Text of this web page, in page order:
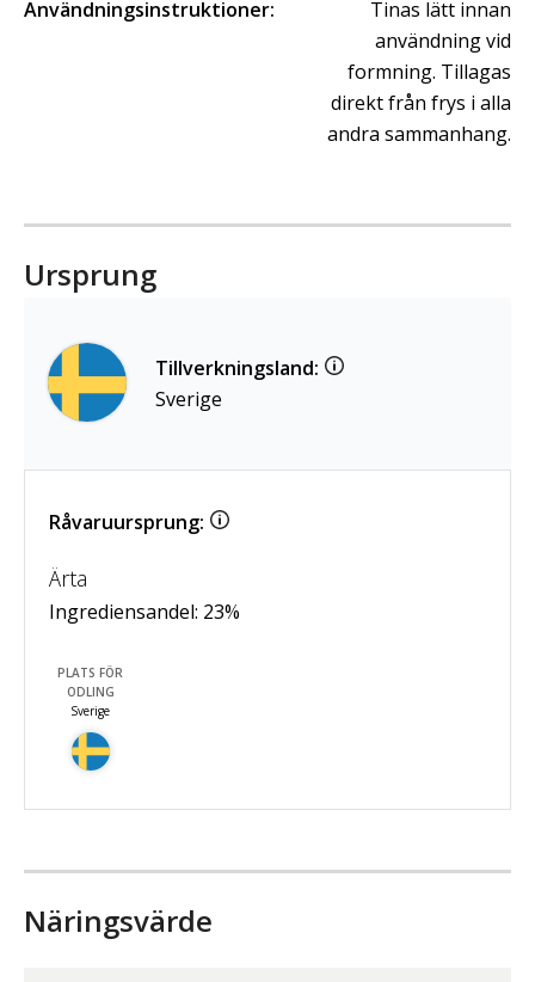
Användningsinstruktioner:
Tinas lätt innan
användning vid
formning. Tillagas
direkt från frys i alla
andra sammanhang.
Ursprung
Tillverkningsland:
Sverige
Råvaruursprung:
Ärta
Ingrediensandel: 23%
PLATS FÖR
ODLING
Sverige
Näringsvärde